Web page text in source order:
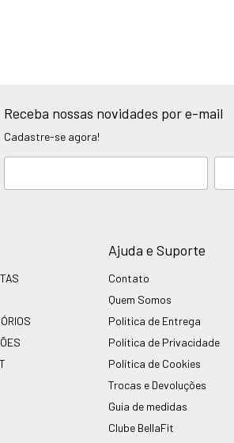
Receba nossas novidades por e-mail
Cadastre-se agora!
Ajuda e Suporte
Contato
Quem Somos
Política de Entrega
Política de Privacidade
Política de Cookies
Trocas e Devoluções
Guia de medidas
Clube BellaFit